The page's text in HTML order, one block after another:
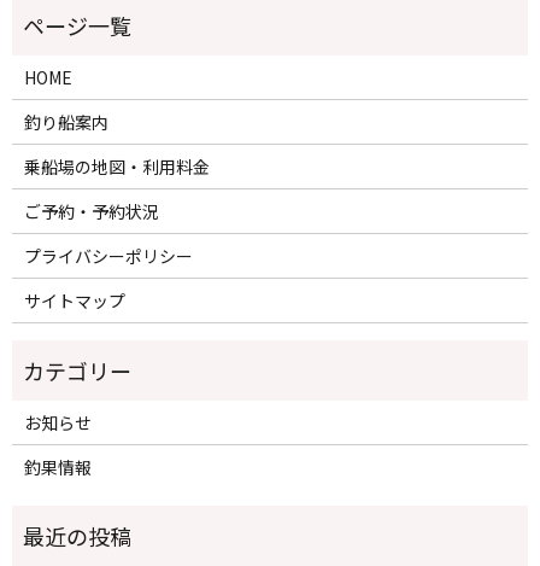
HOME
釣り船案内
乗船場の地図・利用料金
ご予約・予約状況
プライバシーポリシー
サイトマップ
カテゴリー
お知らせ
釣果情報